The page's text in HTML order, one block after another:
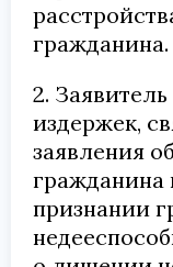
гражданина.
2.
издержек,
заявления
гражданина
признании